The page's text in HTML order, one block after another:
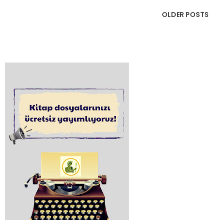
OLDER POSTS